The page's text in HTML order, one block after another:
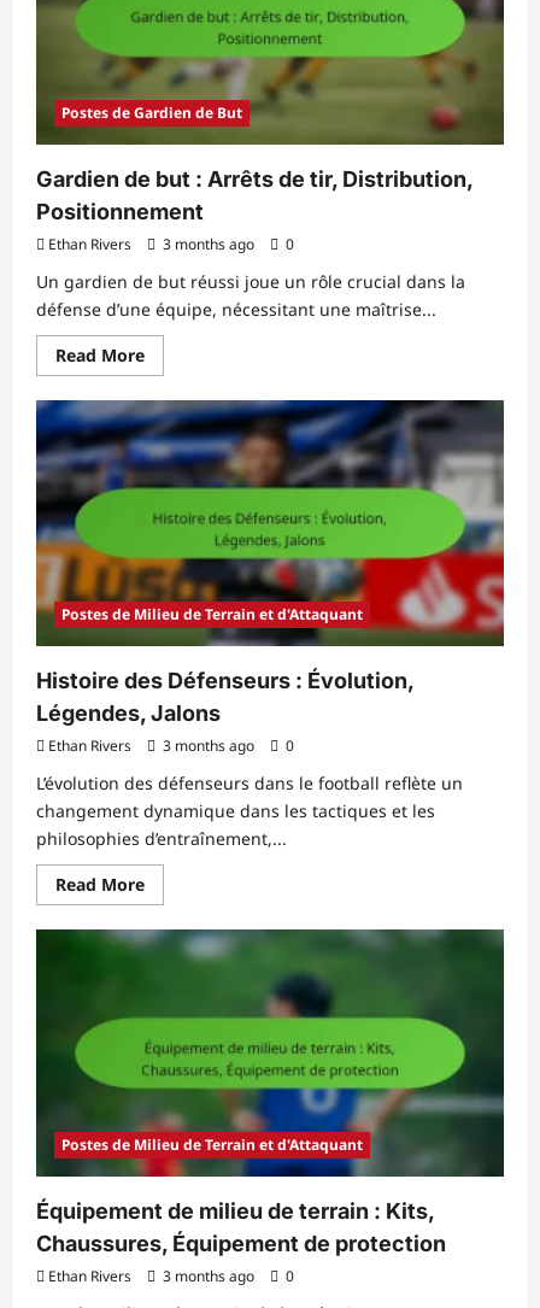
Performance,
Postes de Gardien de But
Gardien de but : Arrêts de tir, Distribution,
Positionnement
Ethan Rivers 3 months ago 0
Un gardien de but réussi joue un rôle crucial dans la
défense d’une équipe, nécessitant une maîtrise...
Read MoreRead
more
Gardien
de
but
:
Arrêts
de
Distribution,
Positionnement
Postes de Milieu de Terrain et d'Attaquant
Histoire des Défenseurs : Évolution,
Légendes, Jalons
Ethan Rivers 3 months ago 0
L’évolution des défenseurs dans le football reflète un
changement dynamique dans les tactiques et les
philosophies d’entraînement,...
Read MoreRead
more
Histoire
des
Défenseurs
Légendes,
Jalons
Postes de Milieu de Terrain et d'Attaquant
Équipement de milieu de terrain : Kits,
Chaussures, Équipement de protection
Ethan Rivers 3 months ago 0